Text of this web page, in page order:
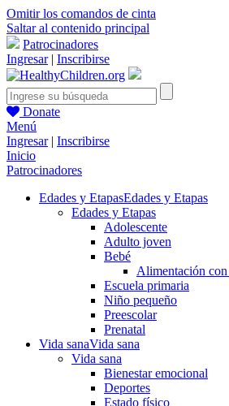
Omitir los comandos de cinta
Saltar al contenido principal
Patrocinadores
Ingresar| Inscribirse
Donate
Menú
Ingresar| Inscribirse
Inicio
Patrocinadores
Edades y EtapasEdades y Etapas
Edades y Etapas
Adolescente
Adulto joven
Bebé
Alimentación
Escuela primaria
Niño pequeño
Preescolar
Prenatal
Vida sanaVida sana
Vida sana
Bienestar emocional
Deportes
Estado físico